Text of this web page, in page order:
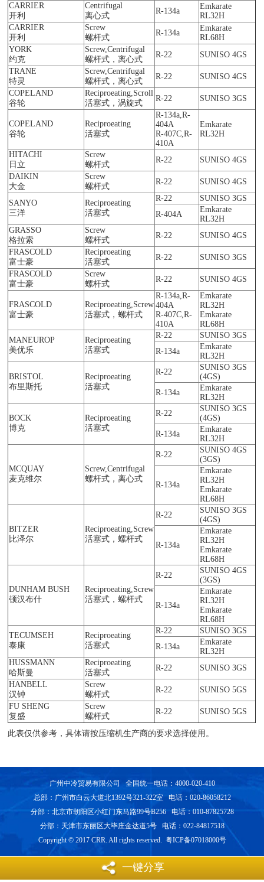
CARRIER
开利
Centrifugal
离心式
R-134a
Emkarate
RL32H
CARRIER
开利
Screw
螺杆式
R-134a
Emkarate
RL68H
YORK
约克
Screw,Centrifugal
螺杆式，离心式
R-22
SUNISO 4GS
TRANE
特灵
Screw,Centrifugal
螺杆式，离心式
R-22
SUNISO 4GS
COPELAND
谷轮
Reciproeating,Scroll
活塞式，涡旋式
R-22 SUNISO 3GS
COPELAND
谷轮
Reciproeating
活塞式
R-134a,R-
404A
R-407C,R-
410A
Emkarate
RL32H
HITACHI
日立
Screw
螺杆式
R-22
SUNISO 4GS
DAIKIN
大金
Screw
螺杆式
R-22 SUNISO 4GS
SANYO
三洋
Reciproeating
活塞式
R-22
SUNISO 3GS
R-404A
Emkarate
RL32H
GRASSO
格拉索
Screw
螺杆式
R-22
SUNISO 4GS
FRASCOLD
富士豪
Reciproeating
活塞式
R-22
SUNISO 3GS
FRASCOLD
富士豪
Screw
螺杆式
R-22 SUNISO 4GS
FRASCOLD
富士豪
Reciproeating,Screw
活塞式，螺杆式
R-134a,R-
404A
R-407C,R-
410A
Emkarate
RL32H
Emkarate
RL68H
MANEUROP
美优乐
Reciproeating
活塞式
R-22
SUNISO 3GS
R-134a
Emkarate
RL32H
BRISTOL
布里斯托
Reciproeating
活塞式
R-22
SUNISO 3GS
(4GS)
R-134a
Emkarate
RL32H
BOCK
博克
Reciproeating
活塞式
R-22
SUNISO 3GS
(4GS)
R-134a
Emkarate
RL32H
MCQUAY
麦克维尔
Screw,Centrifugal
螺杆式，离心式
R-22
SUNISO 4GS
(3GS)
R-134a
Emkarate
RL32H
Emkarate
RL68H
BITZER
比泽尔
Reciproeating,Screw
活塞式，螺杆式
R-22
SUNISO 3GS
(4GS)
R-134a
Emkarate
RL32H
Emkarate
RL68H
DUNHAM BUSH
顿汉布什
Reciproeating,Screw
活塞式，螺杆式
R-22
SUNISO 4GS
(3GS)
R-134a
Emkarate
RL32H
Emkarate
RL68H
TECUMSEH
泰康
Reciproeating
活塞式
R-22
SUNISO 3GS
R-134a
Emkarate
RL32H
HUSSMANN
哈斯曼
Reciproeating
活塞式
R-22
SUNISO 3GS
HANBELL
汉钟
Screw
螺杆式
R-22
SUNISO 5GS
FU SHENG
复盛
Screw
螺杆式
R-22 SUNISO 5GS
此表仅供参考，具体请按压缩机生产商的要求选择使用。
广州中冷贸易有限公司 全国统一电话：4000-020-410
总部：广州市白云大道北1392号321-322室 电话：020-86058212
分部：北京市朝阳区小红门东马路99号B256 电话：010-87825728
分部：天津市东丽区大毕庄金达道5号 电话：022-84817518
Copyright © 2017 CRR. All rights reserved. 粤ICP备07018000号
一键分享